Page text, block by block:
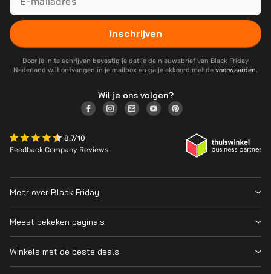
Inschrijven
Door je in te schrijven bevestig je dat je de nieuwsbrief van Black Friday
Nederland wilt ontvangen in je mailbox en ga je akkoord met de voorwaarden.
Wil je ons volgen?
8.7/10
Feedback Company Reviews
Meer over Black Friday
Wanneer is Black Friday?
Cyber Monday 2026
Over ons
Meest bekeken pagina's
Winkels met de beste deals